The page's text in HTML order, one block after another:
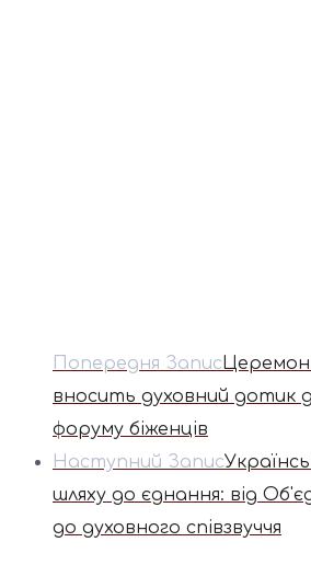
Попередня Запис
вносить духовний дотик
форуму біженців
Наступний Запис
шляху до єднання: від
до духовного співзвуччя